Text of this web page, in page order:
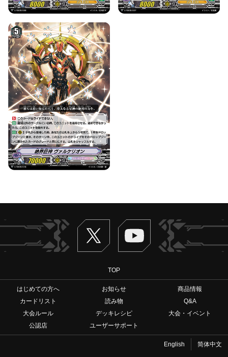
Twitter ヴァンガードch
TOP
はじめての方へ お知らせ
商品情報
カードリスト
読み物
Q&A
大会ルール
デッキレシピ
大会・イベント
公認店
ユーザーサポート
English 简体中文